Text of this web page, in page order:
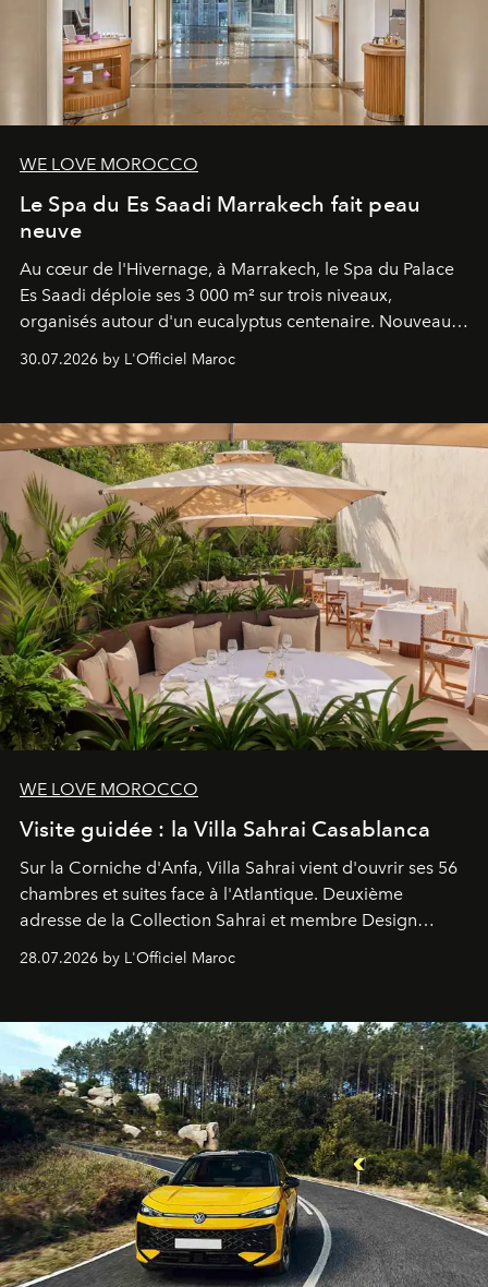
WE LOVE MOROCCO
Le Spa du Es Saadi Marrakech fait peau
neuve
Au cœur de l'Hivernage, à Marrakech, le Spa du Palace
Es Saadi déploie ses 3 000 m² sur trois niveaux,
organisés autour d'un eucalyptus centenaire. Nouveau
Lobby Bien-Être et Beauté, exclusivité mondiale en
neuro-cosmétique, parcours thermal et studio dédié au
entièreté, entre science des émotions et rituels
reposants.
30.07.2026 by L'Officiel Maroc
WE LOVE MOROCCO
Visite guidée : la Villa Sahrai Casablanca
Sur la Corniche d'Anfa, Villa Sahrai vient d'ouvrir ses 56
chambres et suites face à l'Atlantique. Deuxième
adresse de la Collection Sahrai et membre Design
Hotels, ce boutique-hôtel cinq étoiles signé Christophe
Pillet promet un lieu de vie complet. On y a déjeuné…
28.07.2026 by L'Officiel Maroc